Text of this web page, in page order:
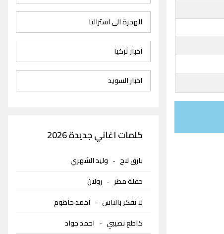
الهجرة الى استراليا
اخبار تركيا
اخبار السويد
كلمات اغاني جديدة 2026
بارق لاح- وليد الشهري
حفلة مطر - رولان
لا تفكر بالناس- احمد حاطوم
كاطع نصيبي- احمد جواد